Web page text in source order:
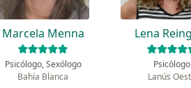
Marcela Menna
Psicólogo, Sexólogo
Bahía Blanca
Lena
Psicólogo
Lanús